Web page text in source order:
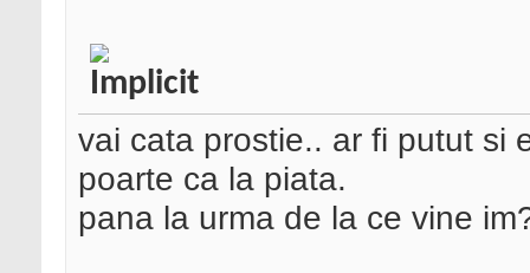
vai cata prostie.. ar fi putut si
poarte ca la piata.
pana la urma de la ce vine